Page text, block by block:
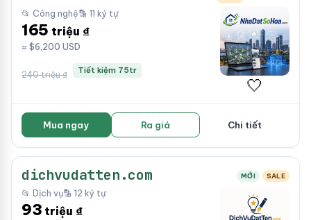
📂 Công nghệ🔡 11 ký tự
165 triệu ₫
≈ $6,200 USD
240 triệu ₫ Tiết kiệm 75tr
🤍
Mua ngay Ra giá Chi tiết
dichvudatten.com MỚI SALE
📂 Dịch vụ🔡 12 ký tự
93 triệu ₫